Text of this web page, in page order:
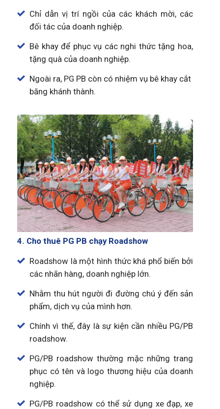
Chỉ dẫn vị trí ngồi của các khách mời, các
đối tác của doanh nghiệp.
Bê khay để phục vụ các nghi thức tặng hoa,
tặng quà của doanh nghiệp.
Ngoài ra, PG PB còn có nhiệm vụ bê khay cắt
băng khánh thành.
4. Cho thuê PG PB chạy Roadshow
Roadshow là một hình thức khá phổ biến bởi
các nhãn hàng, doanh nghiệp lớn.
Nhằm thu hút người đi đường chú ý đến sản
phẩm, dịch vụ của mình hơn.
Chính vì thế, đây là sự kiện cần nhiều PG/PB
roadshow.
PG/PB roadshow thường mặc những trang
phục có tên và logo thương hiệu của doanh
nghiệp.
PG/PB roadshow có thể sử dụng xe đạp, xe